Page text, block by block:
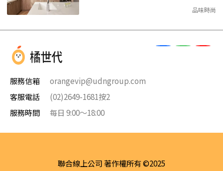
品味時尚
服務信箱
orangevip@udngroup.com
客服電話
(02)2649-1681按2
服務時間
每日 9:00～18:00
聯合線上公司 著作權所有 ©2025